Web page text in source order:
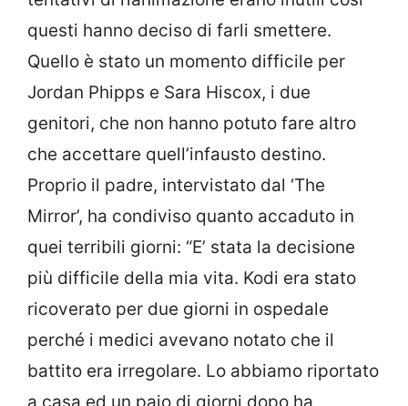
questi hanno deciso di farli smettere.
Quello è stato un momento difficile per
Jordan Phipps e Sara Hiscox, i due
genitori, che non hanno potuto fare altro
che accettare quell’infausto destino.
Proprio il padre, intervistato dal ‘The
Mirror’, ha condiviso quanto accaduto in
quei terribili giorni: “E’ stata la decisione
più difficile della mia vita. Kodi era stato
ricoverato per due giorni in ospedale
perché i medici avevano notato che il
battito era irregolare. Lo abbiamo riportato